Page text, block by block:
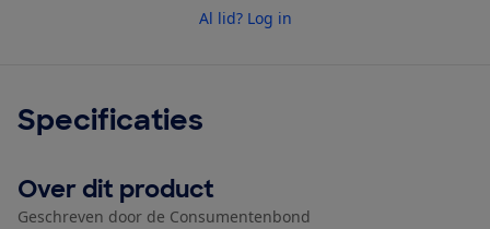
Al lid? Log in
Specificaties
Over dit product
Geschreven door de Consumentenbond